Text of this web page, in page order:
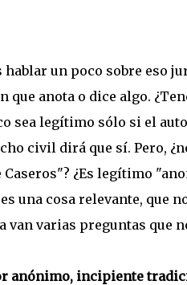
un poco sobre eso
que anota o dice algo.
sea legítimo sólo si el
civil dirá que sí. Pero,
Caseros"? ¿Es legítimo
una cosa relevante, que
van varias preguntas que
anónimo, incipiente